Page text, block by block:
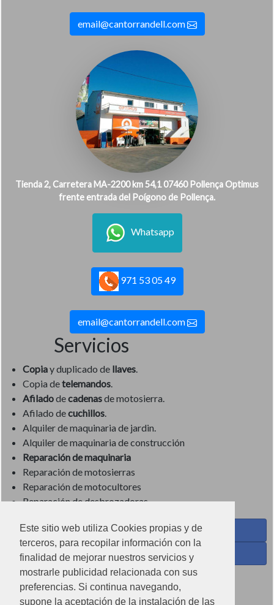
Este sitio web utiliza Cookies propias y de
terceros, para recopilar información con la
finalidad de mejorar nuestros servicios y
mostrarle publicidad relacionada con sus
preferencias. Si continua navegando,
supone la aceptación de la instalación de las
email@cantorrandell.com
Tienda 2, Carretera MA-2200 km 54,1 07460 Pollença Optimus
frente entrada del Poígono de Pollença.
Whatsapp
971 53 05 49
email@cantorrandell.com
Servicios
Copiay duplicado de llaves.
Copia detelemandos.
Afiladodecadenasde motosierra.
Afilado decuchillos.
Alquiler de maquinaria de jardin.
Alquiler de maquinaria de construcción
Reparación de maquinaria
Reparación de motosierras
Reparación de motocultores
Reparación de desbrozadoras
Coses de Cuina - Menaje y hogar en Facebook
Ferreteria Torrandell en Facebook
Coses de Cuina en Instagram
Condiciones de uso